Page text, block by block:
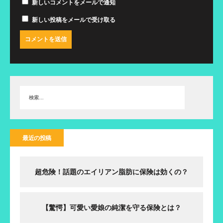
新しいコメントをメールで通知
新しい投稿をメールで受け取る
最近の投稿
超危険！話題のエイリアン脂肪に保険は効くの？
【驚愕】可愛い愛娘の純潔を守る保険とは？